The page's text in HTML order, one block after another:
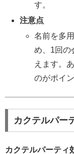
す。
注意点
名前を多
め、1回の
えます。
のがポイ
カクテルパー
カクテルパーティ